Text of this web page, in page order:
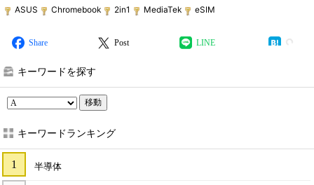
ASUS Chromebook 2in1 MediaTek eSIM
Share Post LINE
キーワードを探す
移動
キーワードランキング
半導体